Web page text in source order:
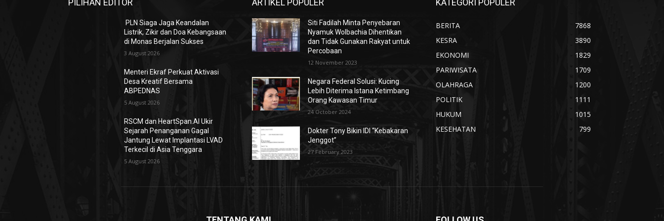
PILIHAN EDITOR
PLN Siaga Jaga Keandalan
Listrik, Zikir dan Doa Kebangsaan
di Monas Berjalan Sukses
3 August 2026
Menteri Ekraf Perkuat Aktivasi
Desa Kreatif Bersama
ABPEDNAS
5 August 2026
RSCM dan HeartSpan.AI Ukir
Sejarah Penanganan Gagal
Jantung Lewat Implantasi LVAD
Terkecil di Asia Tenggara
5 August 2026
ARTIKEL POPULER
Siti Fadilah Minta Penyebaran
Nyamuk Wolbachia Dihentikan
dan Tidak Gunakan Rakyat untuk
Percobaan
12 November 2023
Negara Federal Solusi: Kucing
Lebih Diterima Istana Ketimbang
Orang Kawasan Timur
24 October 2024
Dokter Tony Bikin IDI “Kebakaran
Jenggot”
27 February 2023
KATEGORI POPULER
BERITA
7868
KESRA
3890
EKONOMI
1829
PARIWISATA
1709
OLAHRAGA
1200
POLITIK
1111
HUKUM
1015
KESEHATAN
799